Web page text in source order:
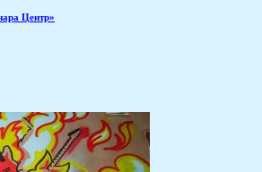
Центр»